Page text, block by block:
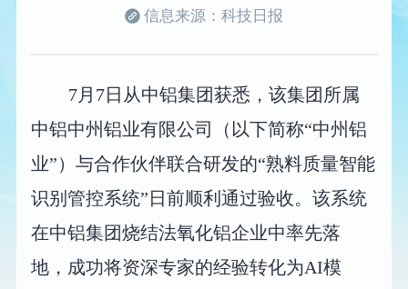
信息来源：科技日报
7月7日从中铝集团获悉，该集团所属
中铝中州铝业有限公司（以下简称“中州铝
业”）与合作伙伴联合研发的“熟料质量智能
识别管控系统”日前顺利通过验收。该系统
在中铝集团烧结法氧化铝企业中率先落
地，成功将资深专家的经验转化为AI模